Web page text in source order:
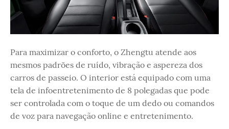
Para maximizar o conforto, o Zhengtu atende aos
mesmos padrões de ruído, vibração e aspereza dos
carros de passeio. O interior está equipado com uma
tela de infoentretenimento de 8 polegadas que pode
ser controlada com o toque de um dedo ou comandos
de voz para navegação online e entretenimento.